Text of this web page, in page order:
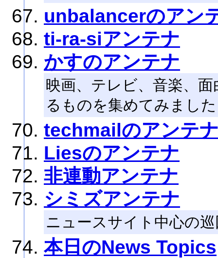
unbalancerのアン
ti-ra-siアンテナ
かすのアンテナ
映画、テレビ、音楽、
るものを集めてみまし
techmailのアンテ
Liesのアンテナ
非連動アンテナ
シミズアンテナ
ニュースサイト中心の
本日のNews Topics